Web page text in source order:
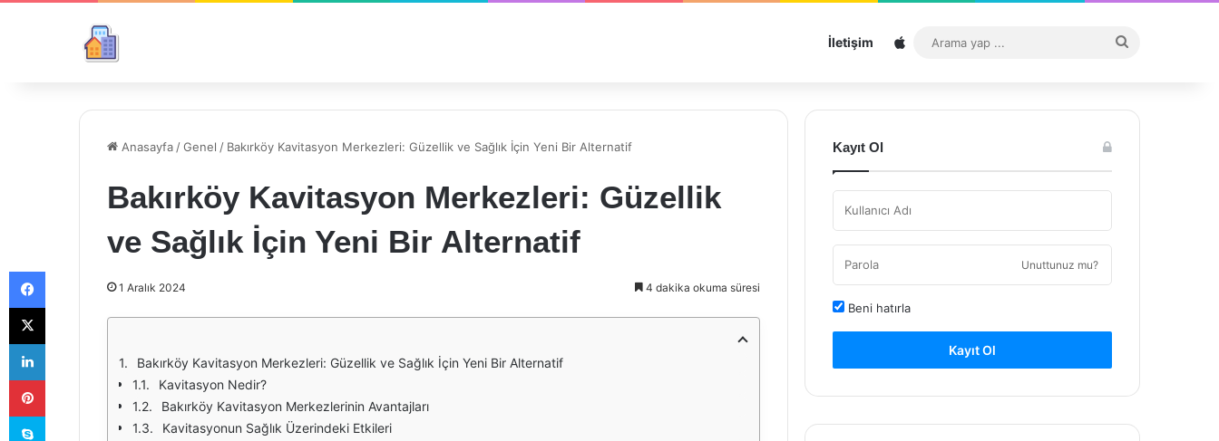
İletişim Sitemap
...
Anasayfa /Genel / Bakırköy Kavitasyon Merkezleri: Güzellik ve Sağlık İçin Yeni Bir Alternatif
Bakırköy Kavitasyon Merkezleri: Güzellik
ve Sağlık İçin Yeni Bir Alternatif
1 Aralık 2024 4 dakika okuma süresi
Bakırköy Kavitasyon Merkezleri: Güzellik ve Sağlık İçin Yeni Bir Alternatif
Kavitasyon Nedir?
Bakırköy Kavitasyon Merkezlerinin Avantajları
Kavitasyonun Sağlık Üzerindeki Etkileri
Kayıt Ol
Unuttunuz mu?
Beni hatırla
Kayıt Ol
Facebook
X
LinkedIn
Pinterest
Skype